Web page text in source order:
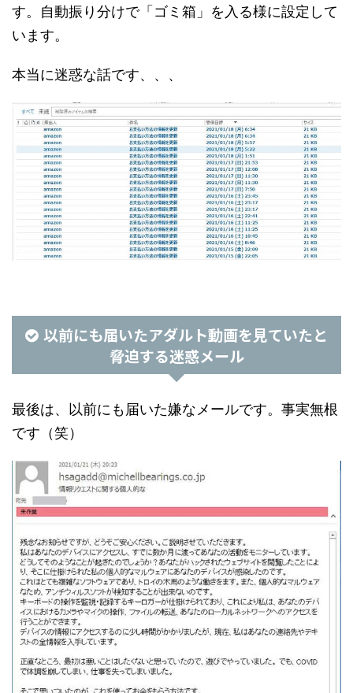
す。自動振り分けで「ゴミ箱」を入る様に設定して
います。
本当に迷惑な話です、、、
以前にも届いたアダルト動画を見ていたと
脅迫する迷惑メール
最後は、以前にも届いた嫌なメールです。事実無根
です（笑）